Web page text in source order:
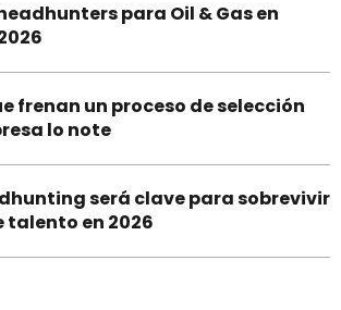
para Oil & Gas en
frenan un proceso de selección
lo note
será clave para sobrevivir
talento en 2026